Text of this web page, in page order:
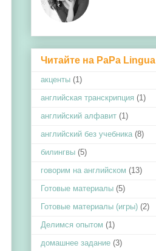
Читайте на PaPa Lingua
акценты (1)
английская транскрипция (1)
английский алфавит (1)
английский без учебника (8)
билингвы (5)
говорим на английском (13)
Готовые материалы (5)
Готовые материалы (игры) (2)
Делимся опытом (1)
домашнее задание (3)